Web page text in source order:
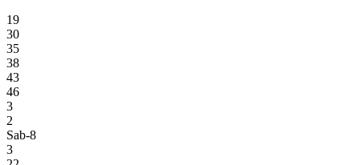
19
30
35
38
43
46
3
2
Sab-8
3